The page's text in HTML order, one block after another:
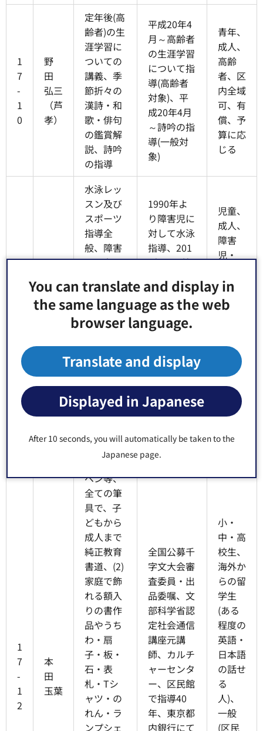
You can translate and display in
the same language as the web
browser language.
Translate and display
Displayed in Japanese
After 10 seconds, you will automatically be taken to the
Japanese page.
1
7
-
1
0
野
田
弘三
（芦
孝）
定年後(高
齢者)の生
涯学習に
ついての
講義、季
節折々の
漢詩・和
歌・俳句
の鑑賞解
説、詩吟
の指導
平成20年4
月～高齢者
の生涯学習
について指
導(高齢者
対象)、平
成20年4月
～詩吟の指
導(一般対
象)
青年、
成人、
高齢
者、区
内全域
可、有
償、予
算に応
じる
藤
田
正人
水泳レッ
スン及び
スポーツ
指導全
般、障害
児・者及
び高齢者
等に対す
るリハビ
リ訓練、
指導、児
童に対し
ての総合
的なスポ
ーツ指導
1990年よ
り障害児に
対して水泳
指導、201
3年より特
別支援学
校・介護施
設・障害児
童施設等で
支援活動、
2015年よ
り専門職に
よる水泳指
導を開始
児童、
成人、
障害
児・
齢者、
区内全
域可、
千円程
度、予
算応相
談
1
7
-
1
2
本
田
玉葉
(1)筆・ペ
ン・えん
ぴつ・筆
ペン等、
全ての筆
具で、子
どもから
成人まで
純正教育
書道、(2)
家庭で飾
れる額入
りの書作
品やうち
わ・扇
子・板・
石・表
札・Tシ
ャツ・の
れん・ラ
ンプシェ
全国公募千
字文大会審
査委員・出
品委嘱、文
部科学省認
定社会通信
講座元講
師、カルチ
ャーセンタ
ー、区民館
で指導40
年、東京都
内銀行にて
小・
中・高
校生、
海外か
らの留
学生
(ある
程度の
英語・
日本語
の話せ
る
人)、
一般
(区民